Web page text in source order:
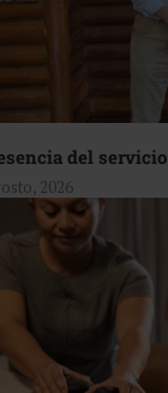
del servicio
2026